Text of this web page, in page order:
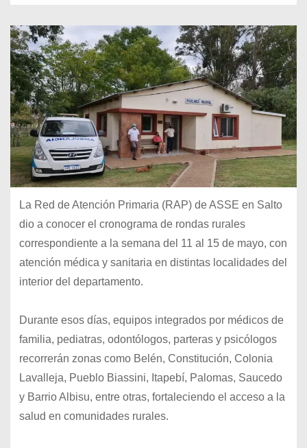
La Red de Atención Primaria (RAP) de ASSE en Salto
dio a conocer el cronograma de rondas rurales
correspondiente a la semana del 11 al 15 de mayo, con
atención médica y sanitaria en distintas localidades del
interior del departamento.
Durante esos días, equipos integrados por médicos de
familia, pediatras, odontólogos, parteras y psicólogos
recorrerán zonas como Belén, Constitución, Colonia
Lavalleja, Pueblo Biassini, Itapebí, Palomas, Saucedo
y Barrio Albisu, entre otras, fortaleciendo el acceso a la
salud en comunidades rurales.